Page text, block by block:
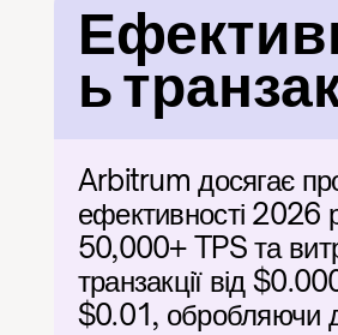
ь
Arbitrum досягає
ефективності 2026
50,000+ TPS та
транзакції від
$0.01, обробляючи